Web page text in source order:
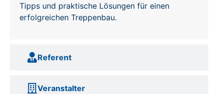
Referent
Veranstalter
Tipps und praktische Lösungen für einen
erfolgreichen Treppenbau.